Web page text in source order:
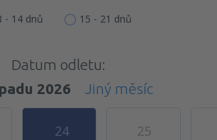
- 14 dnů 15 - 21 dnů
Datum odletu:
2026
Jiný měsíc
24 25